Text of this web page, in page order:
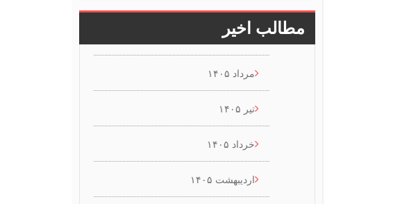
مطالب اخیر
مرداد ۱۴۰۵
تیر ۱۴۰۵
خرداد ۱۴۰۵
اردیبهشت ۱۴۰۵